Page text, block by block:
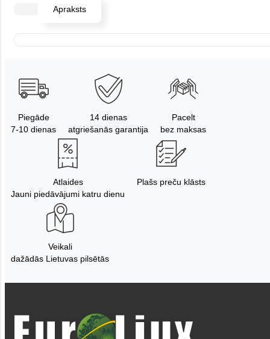
Apraksts
Piegāde
7-10 dienas
14 dienas
atgriešanās garantija
Pacelt
bez maksas
Atlaides
Jauni piedāvājumi katru dienu
Plašs preču klāsts
Veikali
dažādās Lietuvas pilsētās